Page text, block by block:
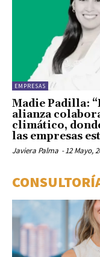
EMPRESAS
Madie Padilla:
alianza
climático,
las empresas
Javiera Palma -12 Mayo,